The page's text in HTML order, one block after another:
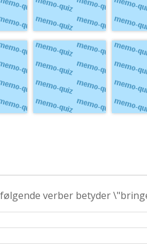
–ου,
φεύγω
verber betyder